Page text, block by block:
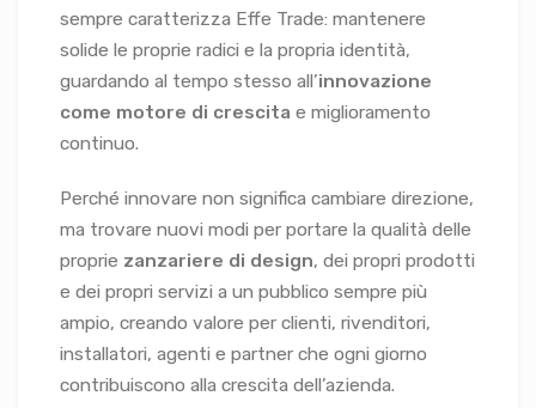
sempre caratterizza Effe Trade: mantenere
solide le proprie radici e la propria identità,
guardando al tempo stesso all’innovazione
come motore di crescita e miglioramento
continuo.
Perché innovare non significa cambiare direzione,
ma trovare nuovi modi per portare la qualità delle
proprie zanzariere di design, dei propri prodotti
e dei propri servizi a un pubblico sempre più
ampio, creando valore per clienti, rivenditori,
installatori, agenti e partner che ogni giorno
contribuiscono alla crescita dell’azienda.